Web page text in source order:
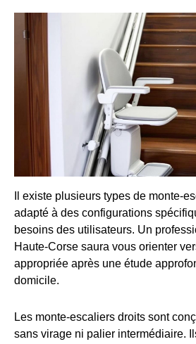
Il existe plusieurs types de monte-
adapté à des configurations
besoins des utilisateurs. Un
Haute-Corse saura vous orienter
appropriée après une étude
domicile.
Les monte-escaliers droits sont
sans virage ni palier intermédiaire.